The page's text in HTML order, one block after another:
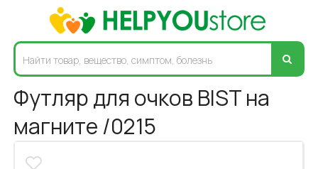
Футляр для очков BIST на
магните /0215